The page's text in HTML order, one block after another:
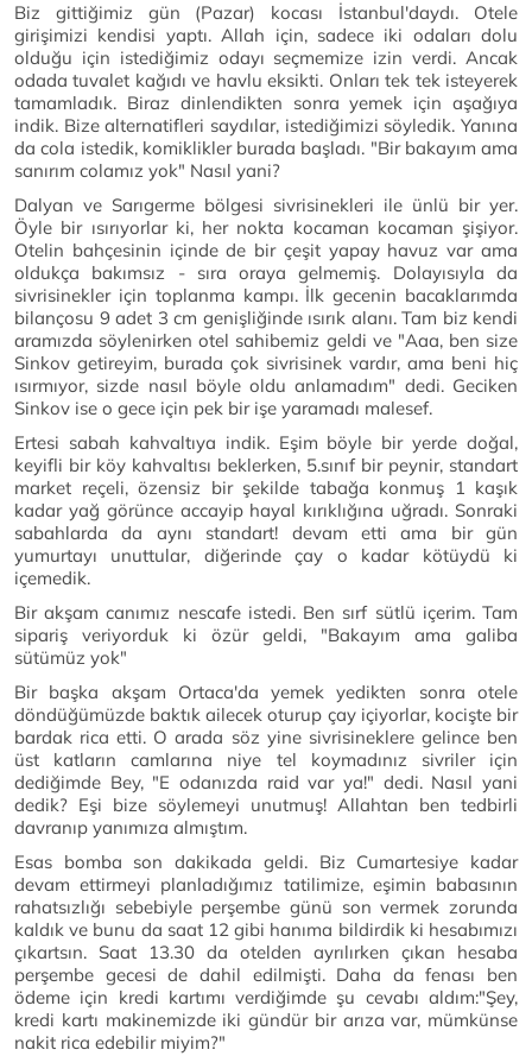
Biz gittiğimiz gün (Pazar) kocası İstanbul'daydı. Otele
girişimizi kendisi yaptı. Allah için, sadece iki odaları dolu
olduğu için istediğimiz odayı seçmemize izin verdi. Ancak
odada tuvalet kağıdı ve havlu eksikti. Onları tek tek isteyerek
tamamladık. Biraz dinlendikten sonra yemek için aşağıya
indik. Bize alternatifleri saydılar, istediğimizi söyledik. Yanına
da cola istedik, komiklikler burada başladı. "Bir bakayım ama
sanırım colamız yok" Nasıl yani?
Dalyan ve Sarıgerme bölgesi sivrisinekleri ile ünlü bir yer.
Öyle bir ısırıyorlar ki, her nokta kocaman kocaman şişiyor.
Otelin bahçesinin içinde de bir çeşit yapay havuz var ama
oldukça bakımsız - sıra oraya gelmemiş. Dolayısıyla da
sivrisinekler için toplanma kampı. İlk gecenin bacaklarımda
bilançosu 9 adet 3 cm genişliğinde ısırık alanı. Tam biz kendi
aramızda söylenirken otel sahibemiz geldi ve "Aaa, ben size
Sinkov getireyim, burada çok sivrisinek vardır, ama beni hiç
ısırmıyor, sizde nasıl böyle oldu anlamadım" dedi. Geciken
Sinkov ise o gece için pek bir işe yaramadı malesef.
Ertesi sabah kahvaltıya indik. Eşim böyle bir yerde doğal,
keyifli bir köy kahvaltısı beklerken, 5.sınıf bir peynir, standart
market reçeli, özensiz bir şekilde tabağa konmuş 1 kaşık
kadar yağ görünce accayip hayal kırıklığına uğradı. Sonraki
sabahlarda da aynı standart! devam etti ama bir gün
yumurtayı unuttular, diğerinde çay o kadar kötüydü ki
içemedik.
Bir akşam canımız nescafe istedi. Ben sırf sütlü içerim. Tam
sipariş veriyorduk ki özür geldi, "Bakayım ama galiba
sütümüz yok"
Bir başka akşam Ortaca'da yemek yedikten sonra otele
döndüğümüzde baktık ailecek oturup çay içiyorlar, kocişte bir
bardak rica etti. O arada söz yine sivrisineklere gelince ben
üst katların camlarına niye tel koymadınız sivriler için
dediğimde Bey, "E odanızda raid var ya!" dedi. Nasıl yani
dedik? Eşi bize söylemeyi unutmuş! Allahtan ben tedbirli
davranıp yanımıza almıştım.
Esas bomba son dakikada geldi. Biz Cumartesiye kadar
devam ettirmeyi planladığımız tatilimize, eşimin babasının
rahatsızlığı sebebiyle perşembe günü son vermek zorunda
kaldık ve bunu da saat 12 gibi hanıma bildirdik ki hesabımızı
çıkartsın. Saat 13.30 da otelden ayrılırken çıkan hesaba
perşembe gecesi de dahil edilmişti. Daha da fenası ben
ödeme için kredi kartımı verdiğimde şu cevabı aldım:"Şey,
kredi kartı makinemizde iki gündür bir arıza var, mümkünse
nakit rica edebilir miyim?"